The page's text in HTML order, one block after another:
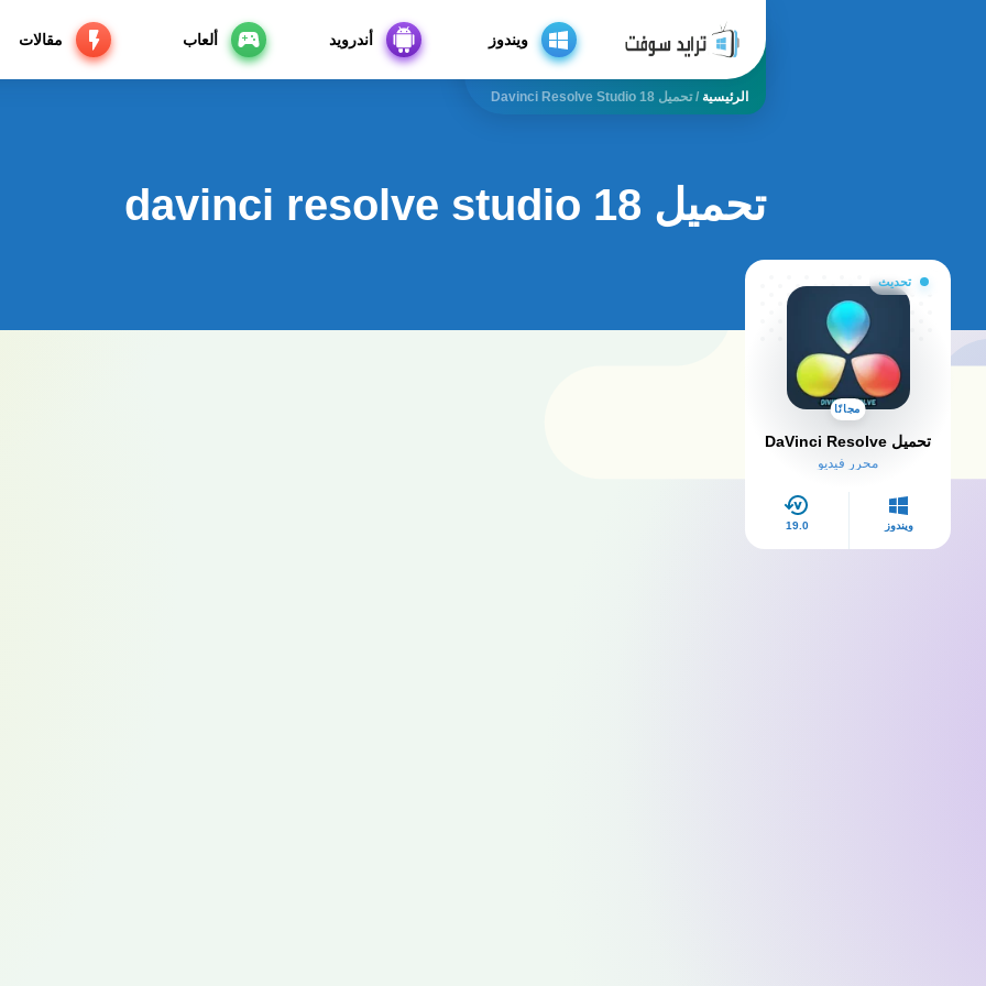
ويندوز أندرويد ألعاب مقالات
الرئيسية /تحميل Davinci Resolve Studio 18
تحميل davinci resolve studio 18
تحديث
مجانًا
تحميل DaVinci Resolve
محرر فيديو
ويندوز 19.0